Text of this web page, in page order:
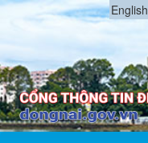
English